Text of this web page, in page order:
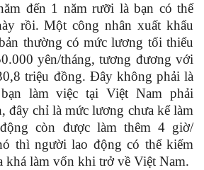
đến 1 năm rưỡi là bạn có thể
rồi. Một công nhân xuất khẩu
thường có mức lương tối thiểu
yên/tháng, tương đương với
triệu đồng. Đây không phải là
làm việc tại Việt Nam phải
đây chỉ là mức lương chưa kể làm
còn được làm thêm 4 giờ/
thì người lao động có thể kiếm
khá làm vốn khi trở về Việt Nam.